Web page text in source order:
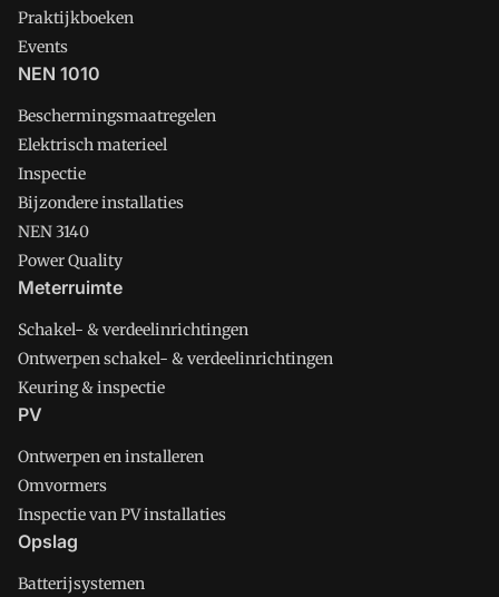
Praktijkboeken
Events
NEN 1010
Beschermingsmaatregelen
Elektrisch materieel
Inspectie
Bijzondere installaties
NEN 3140
Power Quality
Meterruimte
Schakel- & verdeelinrichtingen
Ontwerpen schakel- & verdeelinrichtingen
Keuring & inspectie
PV
Ontwerpen en installeren
Omvormers
Inspectie van PV installaties
Opslag
Batterijsystemen